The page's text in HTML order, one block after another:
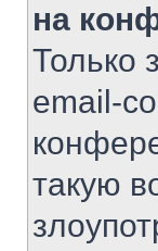
на
Только
email-
такую